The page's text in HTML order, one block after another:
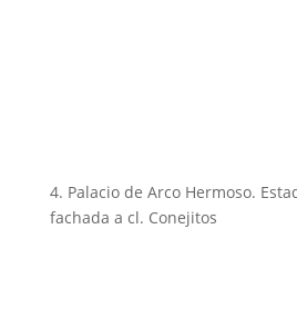
4. Palacio de Arco Hermoso.
fachada a cl. Conejitos